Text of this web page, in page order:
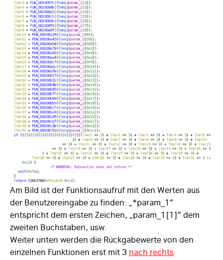
Am Bild ist der Funktionsaufruf mit den Werten aus
der Benutzereingabe zu finden: „*param_1”
entspricht dem ersten Zeichen, „param_1[1]” dem
zweiten Buchstaben, usw.
Weiter unten werden die Rückgabewerte von den
einzelnen Funktionen erst mit 3 nach rechts